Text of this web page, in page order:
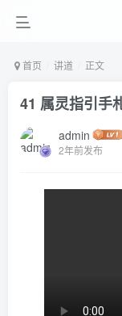
首页 讲道 正文
41 属灵指引手
admin
2年前发布